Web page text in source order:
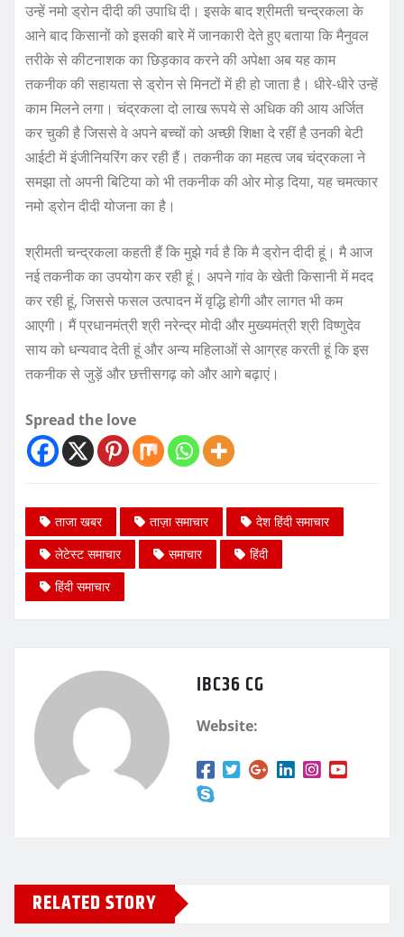
उन्हें नमो ड्रोन दीदी की उपाधि दी। इसके बाद श्रीमती चन्द्रकला के
आने बाद किसानों को इसकी बारे में जानकारी देते हुए बताया कि मैनुवल
तरीके से कीटनाशक का छिड़काव करने की अपेक्षा अब यह काम
तकनीक की सहायता से ड्रोन से मिनटों में ही हो जाता है। धीरे-धीरे उन्हें
काम मिलने लगा। चंद्रकला दो लाख रूपये से अधिक की आय अर्जित
कर चुकी है जिससे वे अपने बच्चों को अच्छी शिक्षा दे रहीं है उनकी बेटी
आईटी में इंजीनियरिंग कर रही हैं। तकनीक का महत्व जब चंद्रकला ने
समझा तो अपनी बिटिया को भी तकनीक की ओर मोड़ दिया, यह चमत्कार
नमो ड्रोन दीदी योजना का है।
श्रीमती चन्द्रकला कहती हैं कि मुझे गर्व है कि मै ड्रोन दीदी हूं। मै आज
नई तकनीक का उपयोग कर रही हूं। अपने गांव के खेती किसानी में मदद
कर रही हूं, जिससे फसल उत्पादन में वृद्धि होगी और लागत भी कम
आएगी। मैं प्रधानमंत्री श्री नरेन्द्र मोदी और मुख्यमंत्री श्री विष्णुदेव
साय को धन्यवाद देती हूं और अन्य महिलाओं से आग्रह करती हूं कि इस
तकनीक से जुड़ें और छत्तीसगढ़ को और आगे बढ़ाएं।
Spread the love
ताजा खबर ताज़ा समाचार
देश हिंदी समाचार
लेटेस्ट समाचार
समाचार
हिंदी
हिंदी समाचार
IBC36 CG
Website:
RELATED STORY